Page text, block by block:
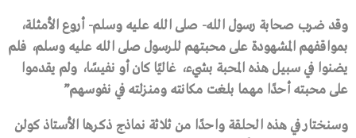
وقد ضرب صحابة رسول الله- صلى الله عليه وسلم- أروع الأمثلة،
بمواقفهم المشهودة على محبتهم للرسول صلى الله عليه وسلم، فلم
يضنوا في سبيل هذه المحبة بشيء، غاليًا كان أو نفيسًا، ولم يقدموا
على محبته أحدًا مهما بلغت مكانته ومنزلته في نفوسهم”
وسنختار في هذه الحلقة واحدًا من ثلاثة نماذج ذكرها الأستاذ كولن